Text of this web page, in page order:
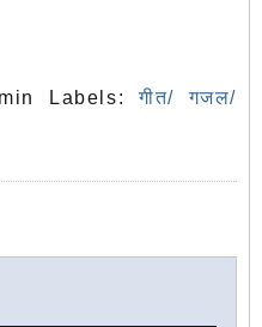
Labels:गीत/ गजल/